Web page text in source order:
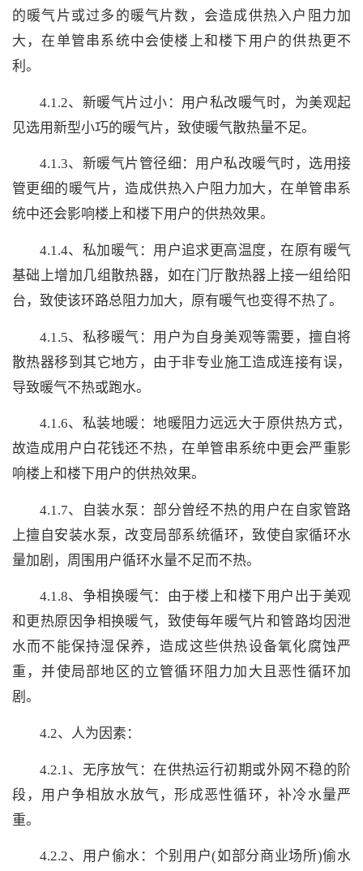
的暖气片或过多的暖气片数，会造成供热入户阻力加
大，在单管串系统中会使楼上和楼下用户的供热更不
利。
4.1.2、新暖气片过小：用户私改暖气时，为美观起
见选用新型小巧的暖气片，致使暖气散热量不足。
4.1.3、新暖气片管径细：用户私改暖气时，选用接
管更细的暖气片，造成供热入户阻力加大，在单管串系
统中还会影响楼上和楼下用户的供热效果。
4.1.4、私加暖气：用户追求更高温度，在原有暖气
基础上增加几组散热器，如在门厅散热器上接一组给阳
台，致使该环路总阻力加大，原有暖气也变得不热了。
4.1.5、私移暖气：用户为自身美观等需要，擅自将
散热器移到其它地方，由于非专业施工造成连接有误，
导致暖气不热或跑水。
4.1.6、私装地暖：地暖阻力远远大于原供热方式，
故造成用户白花钱还不热，在单管串系统中更会严重影
响楼上和楼下用户的供热效果。
4.1.7、自装水泵：部分曾经不热的用户在自家管路
上擅自安装水泵，改变局部系统循环，致使自家循环水
量加剧，周围用户循环水量不足而不热。
4.1.8、争相换暖气：由于楼上和楼下用户出于美观
和更热原因争相换暖气，致使每年暖气片和管路均因泄
水而不能保持湿保养，造成这些供热设备氧化腐蚀严
重，并使局部地区的立管循环阻力加大且恶性循环加
剧。
4.2、人为因素：
4.2.1、无序放气：在供热运行初期或外网不稳的阶
段，用户争相放水放气，形成恶性循环，补冷水量严
重。
4.2.2、用户偷水：个别用户(如部分商业场所)偷水